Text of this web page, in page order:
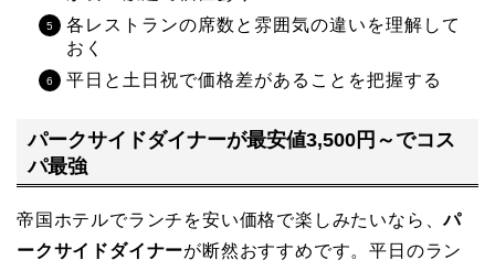
各レストランの席数と雰囲気の違いを理解して
おく
平日と土日祝で価格差があることを把握する
パークサイドダイナーが最安値3,500円～でコス
パ最強
帝国ホテルでランチを安い価格で楽しみたいなら、パ
ークサイドダイナーが断然おすすめです。平日のラン